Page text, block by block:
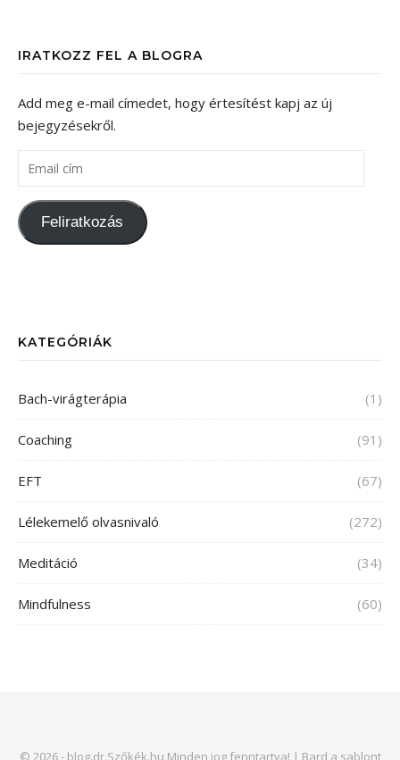
IRATKOZZ FEL A BLOGRA
Add meg e-mail címedet, hogy értesítést kapj az új
bejegyzésekről.
Email cím
Feliratkozás
KATEGÓRIÁK
Bach-virágterápia (1)
Coaching (91)
EFT (67)
Lélekemelő olvasnivaló (272)
Meditáció (34)
Mindfulness (60)